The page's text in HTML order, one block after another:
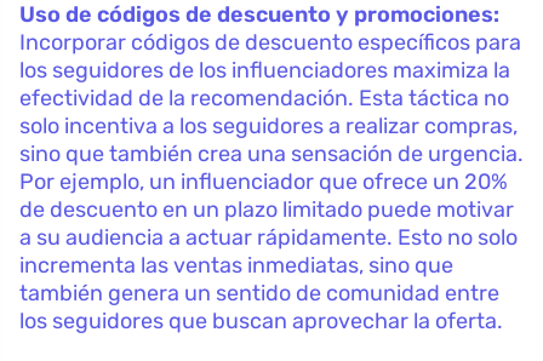
Uso de códigos de descuento y promociones:
Incorporar códigos de descuento específicos para
los seguidores de los influenciadores maximiza la
efectividad de la recomendación. Esta táctica no
solo incentiva a los seguidores a realizar compras,
sino que también crea una sensación de urgencia.
Por ejemplo, un influenciador que ofrece un 20%
de descuento en un plazo limitado puede motivar
a su audiencia a actuar rápidamente. Esto no solo
incrementa las ventas inmediatas, sino que
también genera un sentido de comunidad entre
los seguidores que buscan aprovechar la oferta.